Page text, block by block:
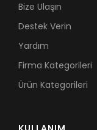
Bize Ulaşın
Destek Verin
Yardım
Firma Kategorileri
Ürün Kategorileri